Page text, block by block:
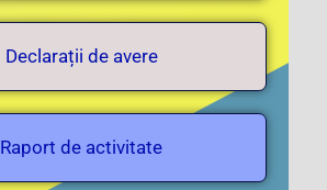
Declarații de avere
Raport de activitate